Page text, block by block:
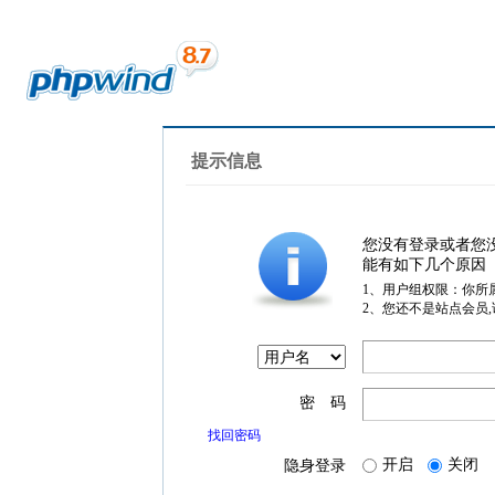
提示信息
您没有登录或者您
能有如下几个原因
1、用户组权限：你所
2、您还不是站点会员
密 码
找回密码
隐身登录 开启 关闭